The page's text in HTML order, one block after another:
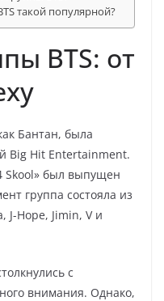
такой популярной?
BTS: от
Бантан, была
Big Hit Entertainment.
Skool» был выпущен
группа состояла из
J-Hope, Jimin, V и
с
внимания. Однако,